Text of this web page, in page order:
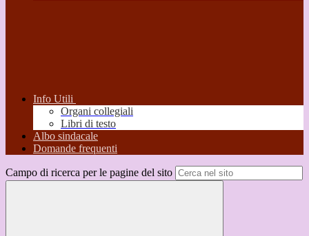
Info Utili
Organi collegiali
Libri di testo
Albo sindacale
Domande frequenti
Campo di ricerca per le pagine del sito